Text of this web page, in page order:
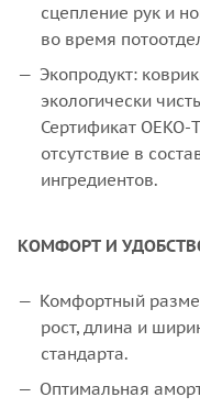
сцепление рук и
во время
Экопродукт:
экологически
Сертификат
отсутствие в
ингредиентов.
КОМФОРТ И
Комфортный
рост, длина и
стандарта.
Оптимальная